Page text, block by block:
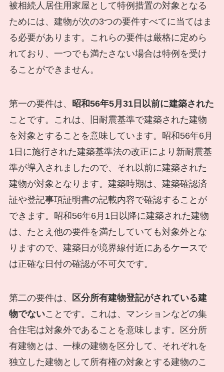
被相続人居住用家屋として特例措置の対象となる
ためには、建物が次の3つの要件すべてに当てはま
る必要があります。これらの要件は厳格に定めら
れており、一つでも満たさない場合は特例を受け
ることができません。
第一の要件は、 昭和56年5月31日以前に建築された
ことです。これは、旧耐震基準で建築された建物
を対象とすることを意味しています。昭和56年6月
1日に施行された建築基準法の改正により新耐震基
準が導入されましたので、それ以前に建築された
建物が対象となります。建築時期は、建築確認済
証や登記事項証明書の記載内容で確認することが
できます。昭和56年6月1日以降に建築された建物
は、たとえ他の要件を満たしていても対象外とな
りますので、建築日が境界線付近にあるケースで
は正確な日付の確認が不可欠です。
第二の要件は、
区分所有建物登記がされている建
物でないことです。これは、マンションなどの集
合住宅は対象外であることを意味します。区分所
有建物とは、一棟の建物を区分して、それぞれを
独立した建物として所有権の対象とする建物のこ